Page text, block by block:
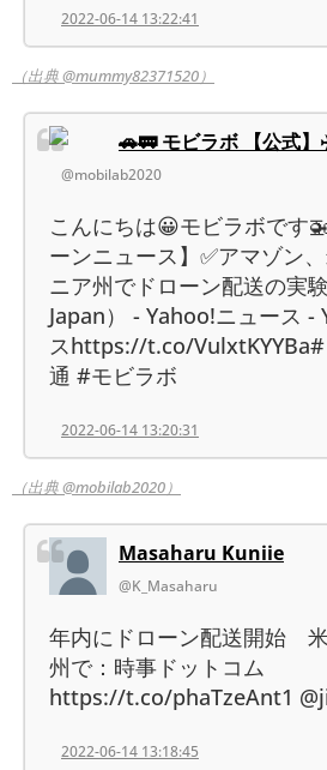
2022-06-14 13:22:41
（出典 @mummy82371520）
🚗🚃 モビラボ 【公式
@mobilab2020
こんにちは😀モビラボです
ーンニュース】✅アマゾン
ニア州でドローン配送の実
Japan） - Yahoo!ニュース -
スhttps://t.co/
通 #モビラボ
2022-06-14 13:20:31
（出典 @mobilab2020）
Masaharu Kuniie
@K_Masaharu
年内にドローン配送開始
州で：時事ドットコム
https://t.co/phaTzeAnt1
2022-06-14 13:18:45